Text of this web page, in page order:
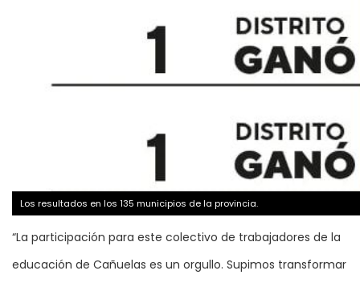
Los resultados en los 135 municipios de la provincia.
“La participación para este colectivo de trabajadores de la
educación de Cañuelas es un orgullo. Supimos transformar